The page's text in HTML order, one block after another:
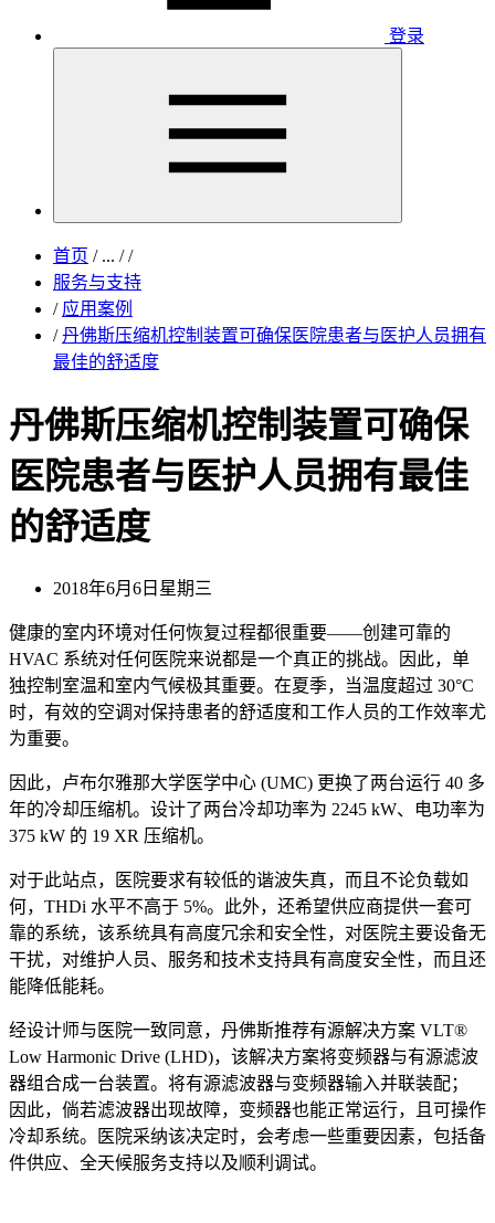
登录
首页 /... / /
服务与支持
/ 应用案例
/ 丹佛斯压缩机控制装置可确保医院患者与医护人员拥有
最佳的舒适度
丹佛斯压缩机控制装置可确保
医院患者与医护人员拥有最佳
的舒适度
2018年6月6日星期三
健康的室内环境对任何恢复过程都很重要——创建可靠的
HVAC 系统对任何医院来说都是一个真正的挑战。因此，单
独控制室温和室内气候极其重要。在夏季，当温度超过 30°C
时，有效的空调对保持患者的舒适度和工作人员的工作效率尤
为重要。
因此，卢布尔雅那大学医学中心 (UMC) 更换了两台运行 40 多
年的冷却压缩机。设计了两台冷却功率为 2245 kW、电功率为
375 kW 的 19 XR 压缩机。
对于此站点，医院要求有较低的谐波失真，而且不论负载如
何，THDi 水平不高于 5%。此外，还希望供应商提供一套可
靠的系统，该系统具有高度冗余和安全性，对医院主要设备无
干扰，对维护人员、服务和技术支持具有高度安全性，而且还
能降低能耗。
经设计师与医院一致同意，丹佛斯推荐有源解决方案 VLT®
Low Harmonic Drive (LHD)，该解决方案将变频器与有源滤波
器组合成一台装置。将有源滤波器与变频器输入并联装配；
因此，倘若滤波器出现故障，变频器也能正常运行，且可操作
冷却系统。医院采纳该决定时，会考虑一些重要因素，包括备
件供应、全天候服务支持以及顺利调试。